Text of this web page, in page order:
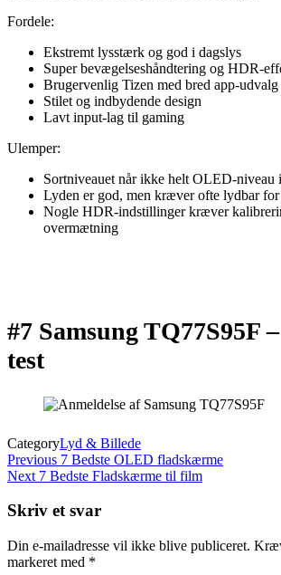
Fordele:
Ekstremt lysstærk og god i dagslys
Super bevægelseshåndtering og HDR-
Brugervenlig Tizen med bred app-udvalg
Stilet og indbydende design
Lavt input-lag til gaming
Ulemper:
Sortniveauet når ikke helt OLED-niveau
Lyden er god, men kræver ofte lydbar
Nogle HDR-indstillinger kræver
overmætning
#7 Samsung TQ77S95F –
test
CategoryLyd & Billede
Indlægsnavigation
Previous
Post
Previous 7 Bedste OLED fladskærme
Next
Next 7 Bedste Fladskærme til film
Skriv et svar
Din e-mailadresse vil ikke blive publiceret.
markeret med *